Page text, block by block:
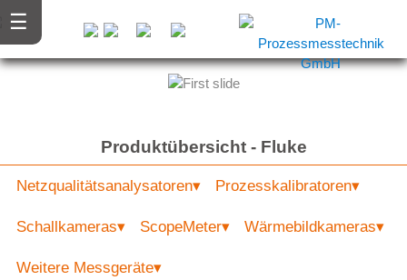
Produktübersicht - Fluke
Netzqualitätsanalysatoren▾ Prozesskalibratoren▾
Schallkameras▾ ScopeMeter▾ Wärmebildkameras▾
Weitere Messgeräte▾